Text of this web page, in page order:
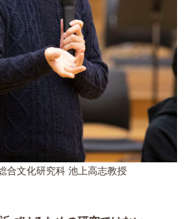
合文化研究科 池上高志教授